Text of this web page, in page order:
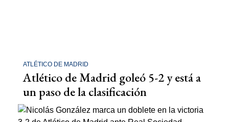
ATLÉTICO DE MADRID
Atlético de Madrid goleó 5-2 y está a
un paso de la clasificación